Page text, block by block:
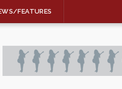
FEATURES